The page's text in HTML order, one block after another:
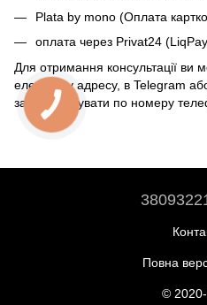
Plata by mono (Оплата
оплата через Privat24
Для отримання консультації ви
електрону адресу, в Telegram
зателефонувати по номеру
Повна
©